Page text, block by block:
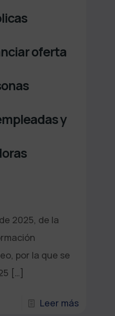
oferta
y
2025, de la
por la que se
[…]
Leer más